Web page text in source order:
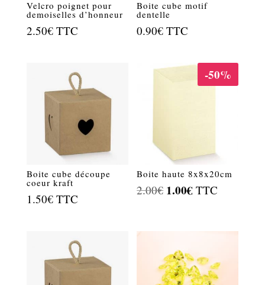
Velcro poignet pour
demoiselles d’honneur
2.50€ TTC
Boite cube motif
dentelle
0.90€ TTC
Boite cube découpe
coeur kraft
1.50€ TTC
-50%
Boite haute 8x8x20cm
2.00€ Le
2.00€.
1.00€ Le
TTC